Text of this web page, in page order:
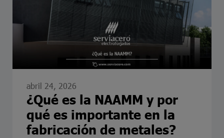
abril 24, 2026
¿Qué es la NAAMM y por
qué es importante en la
fabricación de metales?